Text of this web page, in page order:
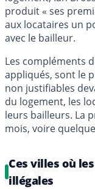
produit « ses
aux locataires un
avec le bailleur.
Les compléments
appliqués, sont le
non justifiables
du logement, les
leurs bailleurs. La
mois, voire
Ces villes où
illégales